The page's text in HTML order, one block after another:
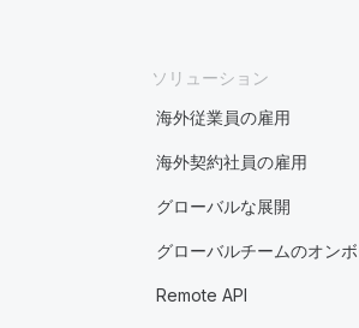
ソリューション
海外従業員の雇用
海外契約社員の雇用
グローバルな展開
グローバルチームのオン
Remote API